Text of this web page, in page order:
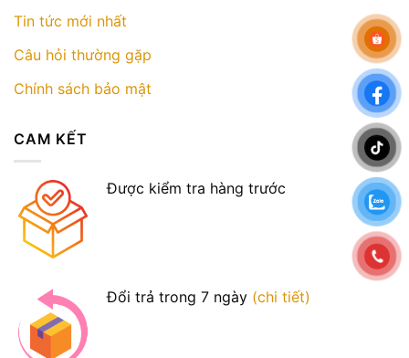
Tin tức mới nhất
Câu hỏi thường gặp
Chính sách bảo mật
CAM KẾT
Được kiểm tra hàng trước
Đổi trả trong 7 ngày (chi tiết)